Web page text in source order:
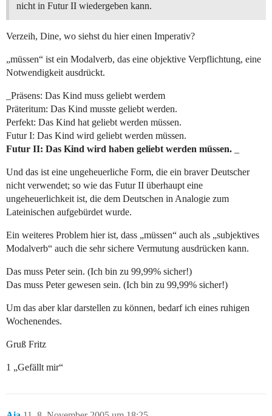
nicht in Futur II wiedergeben kann.
Verzeih, Dine, wo siehst du hier einen Imperativ?
„müssen“ ist ein Modalverb, das eine objektive Verpflichtung, eine
Notwendigkeit ausdrückt.
_Präsens: Das Kind muss geliebt werdem
Präteritum: Das Kind musste geliebt werden.
Perfekt: Das Kind hat geliebt werden müssen.
Futur I: Das Kind wird geliebt werden müssen.
Futur II: Das Kind wird haben geliebt werden müssen.
Und das ist eine ungeheuerliche Form, die ein braver Deutscher
nicht verwendet; so wie das Futur II überhaupt eine
ungeheuerlichkeit ist, die dem Deutschen in Analogie zum
Lateinischen aufgebürdet wurde.
Ein weiteres Problem hier ist, dass „müssen“ auch als „subjektives
Modalverb“ auch die sehr sichere Vermutung ausdrücken kann.
Das muss Peter sein. (Ich bin zu 99,99% sicher!)
Das muss Peter gewesen sein. (Ich bin zu 99,99% sicher!)
Um das aber klar darstellen zu können, bedarf ich eines ruhigen
Wochenendes.
Gruß Fritz
1 „Gefällt mir“